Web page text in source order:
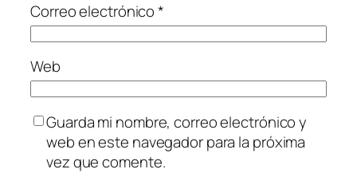
Correo electrónico*
Web
Guarda mi nombre, correo electrónico y
web en este navegador para la próxima
vez que comente.